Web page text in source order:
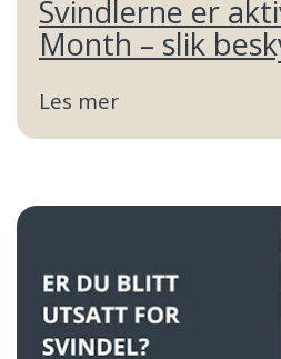
Svindlerne er
Month – slik
Les mer